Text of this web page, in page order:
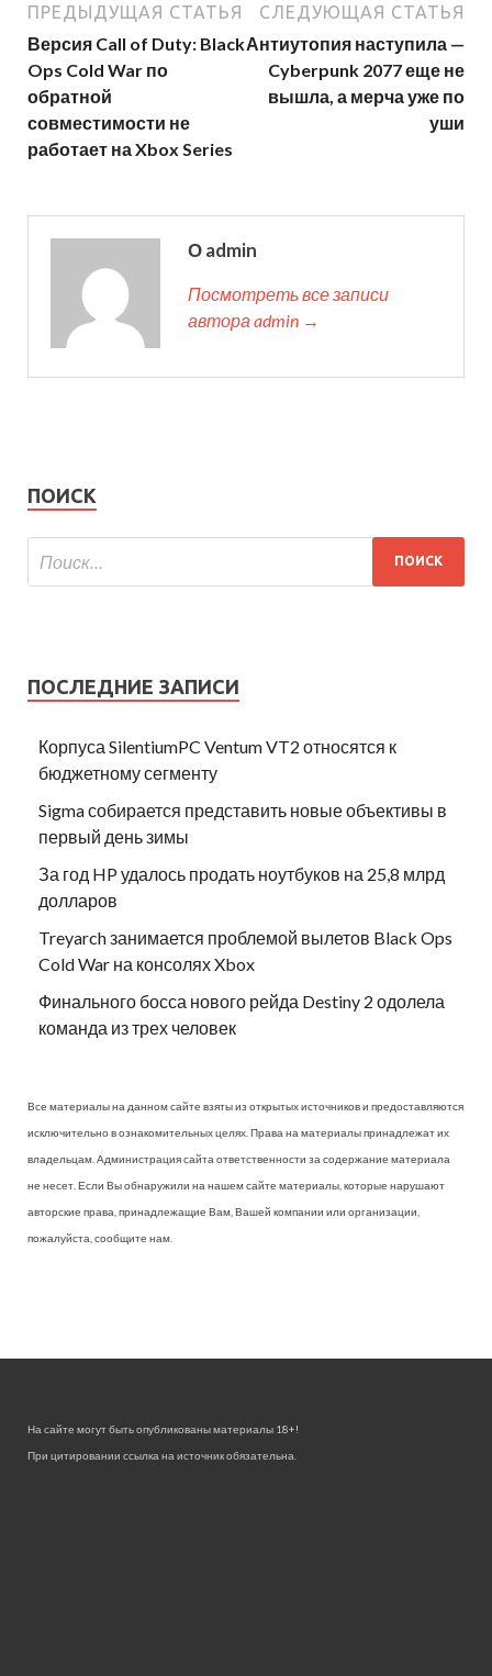
ПРЕДЫДУЩАЯ СТАТЬЯ
Версия Call of Duty: Black
Ops Cold War по
обратной
совместимости не
работает на Xbox Series
СЛЕДУЮЩАЯ СТАТЬЯ
Антиутопия наступила —
Cyberpunk 2077 еще не
вышла, а мерча уже по
уши
О admin
Посмотреть все записи
автора admin →
ПОИСК
ПОСЛЕДНИЕ ЗАПИСИ
Корпуса SilentiumPC Ventum VT2 относятся к
бюджетному сегменту
Sigma собирается представить новые объективы в
первый день зимы
За год HP удалось продать ноутбуков на 25,8 млрд
долларов
Treyarch занимается проблемой вылетов Black Ops
Cold War на консолях Xbox
Финального босса нового рейда Destiny 2 одолела
команда из трех человек
Все материалы на данном сайте взяты из открытых источников и предоставляются
исключительно в ознакомительных целях. Права на материалы принадлежат их
владельцам. Администрация сайта ответственности за содержание материала
не несет. Если Вы обнаружили на нашем сайте материалы, которые нарушают
авторские права, принадлежащие Вам, Вашей компании или организации,
пожалуйста, сообщите нам.
На сайте могут быть опубликованы материалы 18+!
При цитировании ссылка на источник обязательна.